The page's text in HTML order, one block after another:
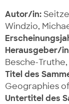
Autor/in:
Windzio,
Herausgeber/
Besche-
Titel des
Geographies
Untertitel des